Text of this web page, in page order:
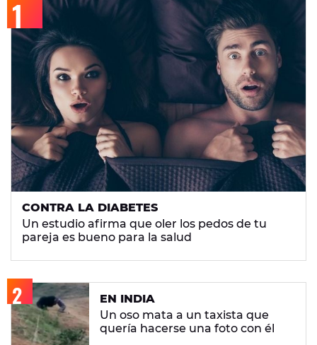
CONTRA LA DIABETES
Un estudio afirma que oler los pedos de tu
pareja es bueno para la salud
EN INDIA
Un oso mata a un taxista que
quería hacerse una foto con él